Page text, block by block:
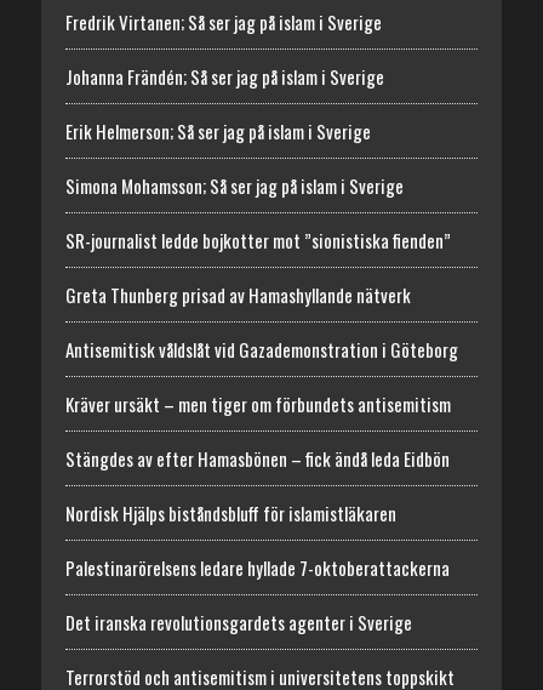
Fredrik Virtanen; Så ser jag på islam i Sverige
Johanna Frändén; Så ser jag på islam i Sverige
Erik Helmerson; Så ser jag på islam i Sverige
Simona Mohamsson; Så ser jag på islam i Sverige
SR-journalist ledde bojkotter mot ”sionistiska fienden”
Greta Thunberg prisad av Hamashyllande nätverk
Antisemitisk våldslåt vid Gazademonstration i Göteborg
Kräver ursäkt – men tiger om förbundets antisemitism
Stängdes av efter Hamasbönen – fick ändå leda Eidbön
Nordisk Hjälps biståndsbluff för islamistläkaren
Palestinarörelsens ledare hyllade 7-oktoberattackerna
Det iranska revolutionsgardets agenter i Sverige
Terrorstöd och antisemitism i universitetens toppskikt